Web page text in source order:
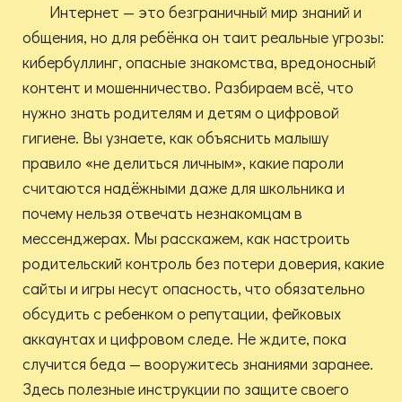
Интернет — это безграничный мир знаний и
общения, но для ребёнка он таит реальные угрозы:
кибербуллинг, опасные знакомства, вредоносный
контент и мошенничество. Разбираем всё, что
нужно знать родителям и детям о цифровой
гигиене. Вы узнаете, как объяснить малышу
правило «не делиться личным», какие пароли
считаются надёжными даже для школьника и
почему нельзя отвечать незнакомцам в
мессенджерах. Мы расскажем, как настроить
родительский контроль без потери доверия, какие
сайты и игры несут опасность, что обязательно
обсудить с ребенком о репутации, фейковых
аккаунтах и цифровом следе. Не ждите, пока
случится беда — вооружитесь знаниями заранее.
Здесь полезные инструкции по защите своего